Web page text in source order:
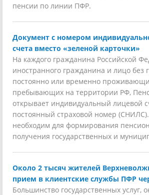
пенсии по линии ПФР.
Документ с номером
счета вместо «зеленой карточки»
На каждого гражданина Российской
иностранного гражданина и лицо без
постоянно или временно
пребывающих на территории РФ,
открывает индивидуальный лицевой
постоянный страховой номер
необходим для формирования
получения государственных и
Около 2 тысяч жителей
прием в клиентские службы ПФР
Большинство государственных услуг,